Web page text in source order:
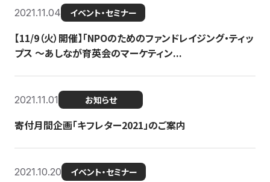
2021.11.04 イベント・セミナー
【11/9（火）開催】「NPOのためのファンドレイジング・ティッ
プス 〜あしなが育英会のマーケティン...
2021.11.01 お知らせ
寄付月間企画「キフレター2021」のご案内
2021.10.20 イベント・セミナー